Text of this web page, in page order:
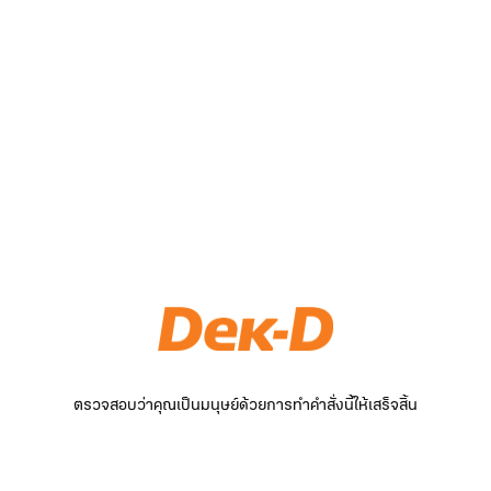
ตรวจสอบว่าคุณเป็นมนุษย์ด้วยการทำคำสั่งนี้ให้เสร็จสิ้น